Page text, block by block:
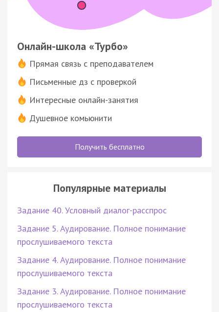
Онлайн-школа «Турбо»
Прямая связь с преподавателем
Письменные дз с проверкой
Интересные онлайн-занятия
Душевное комьюнити
Получить бесплатно
Популярные материалы
Задание 40. Условный диалог-расспрос
Задание 5. Аудирование. Полное понимание
прослушиваемого текста
Задание 4. Аудирование. Полное понимание
прослушиваемого текста
Задание 3. Аудирование. Полное понимание
прослушиваемого текста